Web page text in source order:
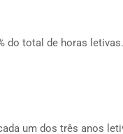
do total de horas
um dos três anos